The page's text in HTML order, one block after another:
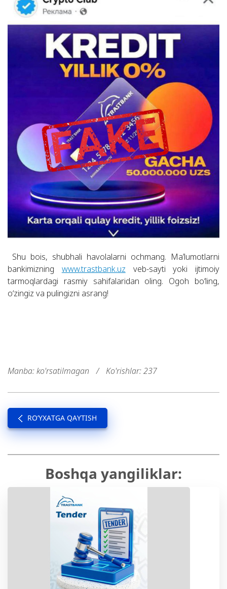
Shu bois, shubhali havolalarni ochmang. Ma’lumotlarni
bankimizning www.trastbank.uz veb-sayti yoki ijtimoiy
tarmoqlardagi rasmiy sahifalaridan oling. Ogoh bo‘ling,
o‘zingiz va pulingizni asrang!
Manba: ko'rsatilmagan / Ko'rishlar: 237
RO’YXATGA QAYTISH
Boshqa yangiliklar: